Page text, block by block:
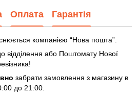
Оплата Гарантія
компанією “Нова пошта”.
відділення або Поштомату Нової
забрати замовлення з магазину в
до 21:00.